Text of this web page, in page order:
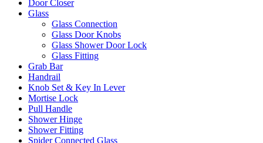
Door Closer
Glass
Glass Connection
Glass Door Knobs
Glass Shower Door Lock
Glass Fitting
Grab Bar
Handrail
Knob Set & Key In Lever
Mortise Lock
Pull Handle
Shower Hinge
Shower Fitting
Spider Connected Glass